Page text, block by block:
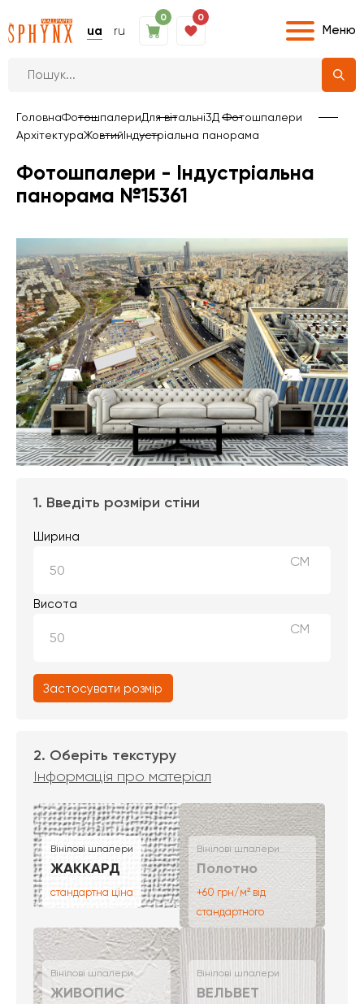
ua ru
0 0
Меню
ГоловнаФотошпалериДля вітальні3Д Фотошпалери
АрхітектураЖовтийІндустріальна панорама
Фотошпалери - Індустріальна
панорама №15361
1. Введіть розміри стіни
Ширина
СМ
Висота
СМ
Застосувати розмір
2. Оберіть текстуру
Інформація про матеріал
Вінілові шпалери
ЖАККАРД
стандартна ціна
Вінілові шпалери
Полотно
+60 грн/м² від
стандартного
Вінілові шпалери
ЖИВОПИС
Вінілові шпалери
ВЕЛЬВЕТ